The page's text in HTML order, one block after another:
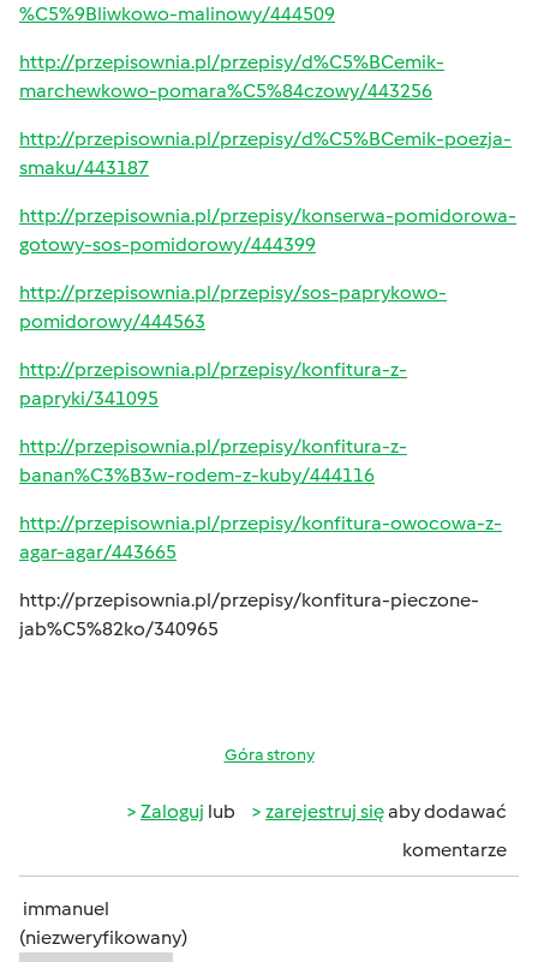
%C5%9Bliwkowo-malinowy/444509
http://przepisownia.pl/przepisy/d%C5%BCemik-
marchewkowo-pomara%C5%84czowy/443256
http://przepisownia.pl/przepisy/d%C5%BCemik-poezja-
smaku/443187
http://przepisownia.pl/przepisy/konserwa-pomidorowa-
gotowy-sos-pomidorowy/444399
http://przepisownia.pl/przepisy/sos-paprykowo-
pomidorowy/444563
http://przepisownia.pl/przepisy/konfitura-z-
papryki/341095
http://przepisownia.pl/przepisy/konfitura-z-
banan%C3%B3w-rodem-z-kuby/444116
http://przepisownia.pl/przepisy/konfitura-owocowa-z-
agar-agar/443665
http://przepisownia.pl/przepisy/konfitura-pieczone-
jab%C5%82ko/340965
Góra strony
Zaloguj lub zarejestruj sięaby dodawać
komentarze
immanuel
(niezweryfikowany)